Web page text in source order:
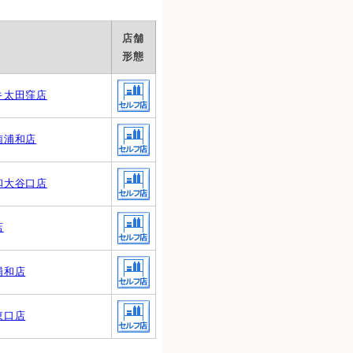
店舗
形態
太田窪店
浦和店
大谷口店
和店
口店